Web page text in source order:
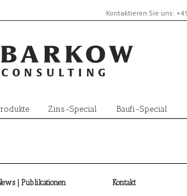
Kontaktieren Sie uns:
Zins-Special Baufi-Special
| Publikationen Kontakt